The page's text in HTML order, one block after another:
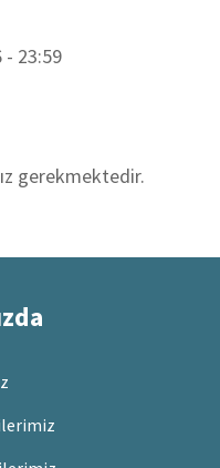
- 23:59
gerekmektedir.